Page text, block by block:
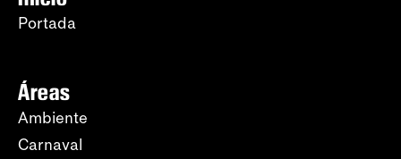
Portada
Áreas
Ambiente
Carnaval